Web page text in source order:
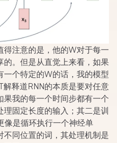
得注意的是，他的W对于每一
。但是从直觉上来看，如果
个特定的W的话，我的模型
释道RNN的本质是要对任意
我的每一个时间步都有一个
固定长度的输入；其二是训
像是循环执行一个神经单
同位置的词，其处理机制是